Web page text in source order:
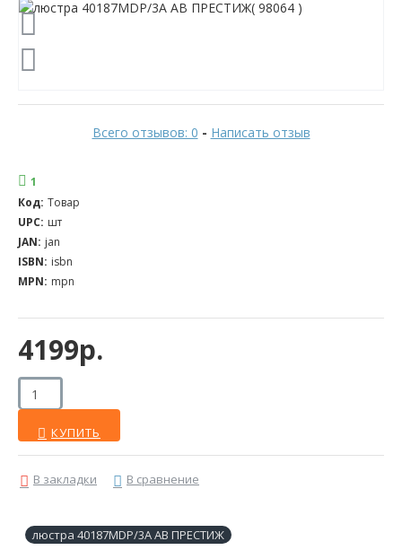
Всего отзывов: 0 - Написать отзыв
4199р.
1
Код: Товар
UPC: шт
JAN: jan
ISBN: isbn
MPN: mpn
КУПИТЬ
В закладки В сравнение
люстра 40187MDP/3A AB ПРЕСТИЖ